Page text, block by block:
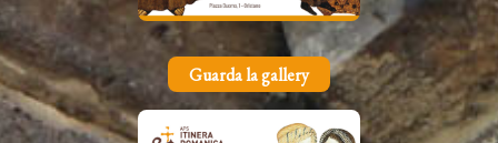
Guarda la gallery